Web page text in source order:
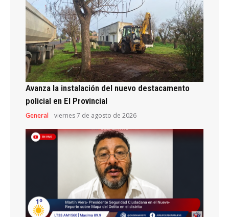
Avanza la instalación del nuevo destacamento
policial en El Provincial
General viernes 7 de agosto de 2026